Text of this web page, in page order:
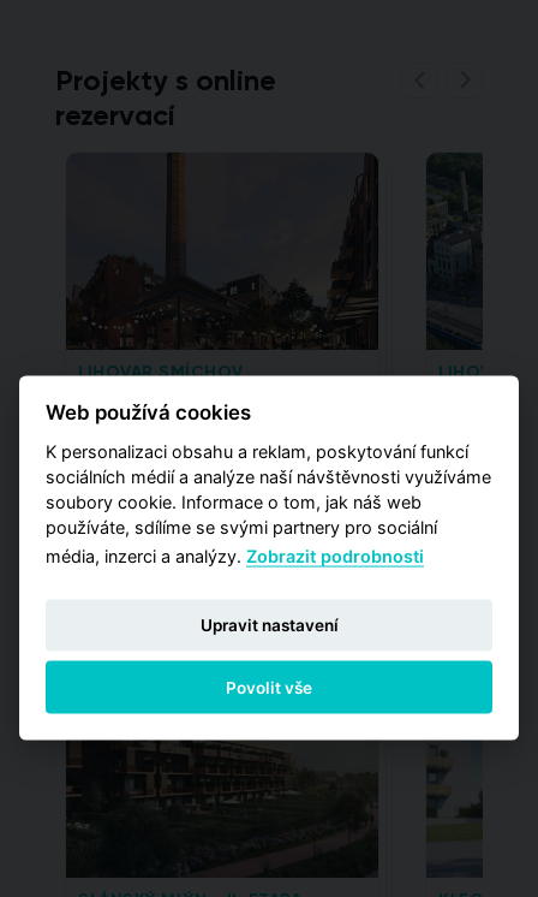
Projekty s online
rezervací
LIHOVAR SMÍCHOV
od 35,551,286 Kč
Praha - Smíchov
LIHOVAR
Nádražní,
Projektové tipy
Web používá cookies
K personalizaci obsahu a reklam, poskytování funkcí
sociálních médií a analýze naší návštěvnosti využíváme
soubory cookie. Informace o tom, jak náš web
používáte, sdílíme se svými partnery pro sociální
média, inzerci a analýzy.Zobrazit podrobnosti
Upravit nastavení
Povolit vše